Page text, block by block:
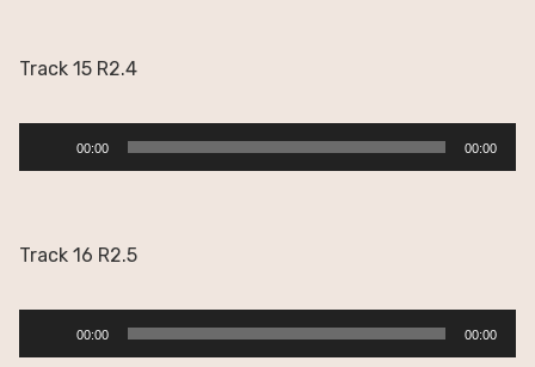
Track 15 R2.4
Reproductor
de
00:00 00:00
Track 16 R2.5
Reproductor
de
00:00 00:00